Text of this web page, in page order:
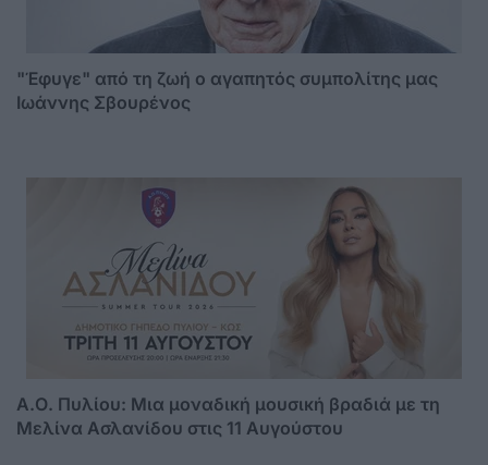
"Έφυγε" από τη ζωή ο αγαπητός συμπολίτης μας
Ιωάννης Σβουρένος
Α.Ο. Πυλίου: Μια μοναδική μουσική βραδιά με τη
Μελίνα Ασλανίδου στις 11 Αυγούστου